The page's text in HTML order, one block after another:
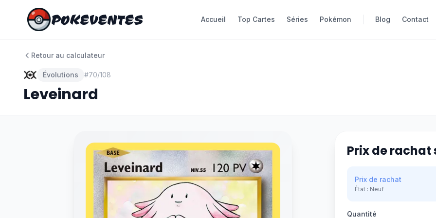
POKEVENTES Accueil Top Cartes Séries Pokémon Blog Contact
POKEVENTES Accueil Top Cartes Séries Pokémon Blog Contact
Retour au calculateur
Évolutions #70/108
Leveinard
Prix de rachat
Prix de rachat
État : Neuf
Quantité